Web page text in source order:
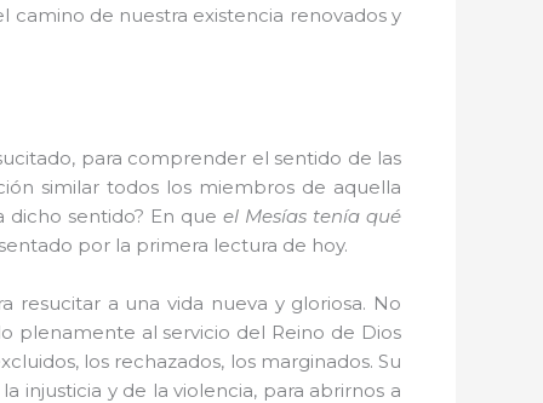
de nuestra existencia renovados y
para comprender el sentido de las
similar todos los miembros de aquella
dicho sentido? En que el Mesías tenía qué
por la primera lectura de hoy.
a una vida nueva y gloriosa. No
plenamente al servicio del Reino de Dios
los rechazados, los marginados. Su
injusticia y de la violencia, para abrirnos a